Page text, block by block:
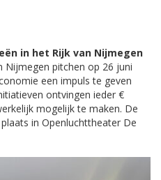
in het Rijk van Nijmegen
Nijmegen pitchen op 26 juni
een impuls te geven
ontvingen ieder €
mogelijk te maken. De
in Openluchttheater De